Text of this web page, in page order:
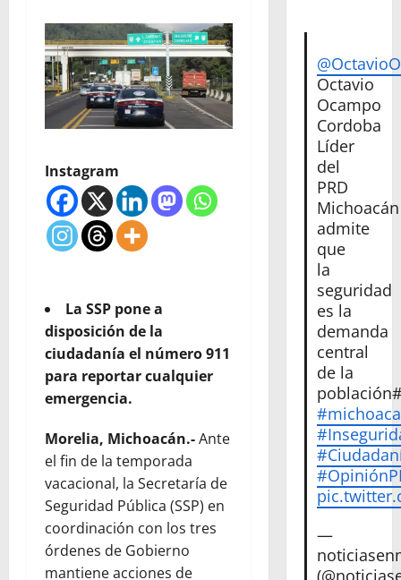
Instagram
La SSP pone a
disposición de la
ciudadanía el número 911
para reportar cualquier
emergencia.
Morelia, Michoacán.-Ante
el fin de la temporada
vacacional, la Secretaría de
Seguridad Pública (SSP) en
coordinación con los tres
órdenes de Gobierno
mantiene acciones de
Octavio
Ocampo
Cordoba
Líder
del
PRD
Michoacán
admite
que
la
seguridad
es la
demanda
central
de la
—